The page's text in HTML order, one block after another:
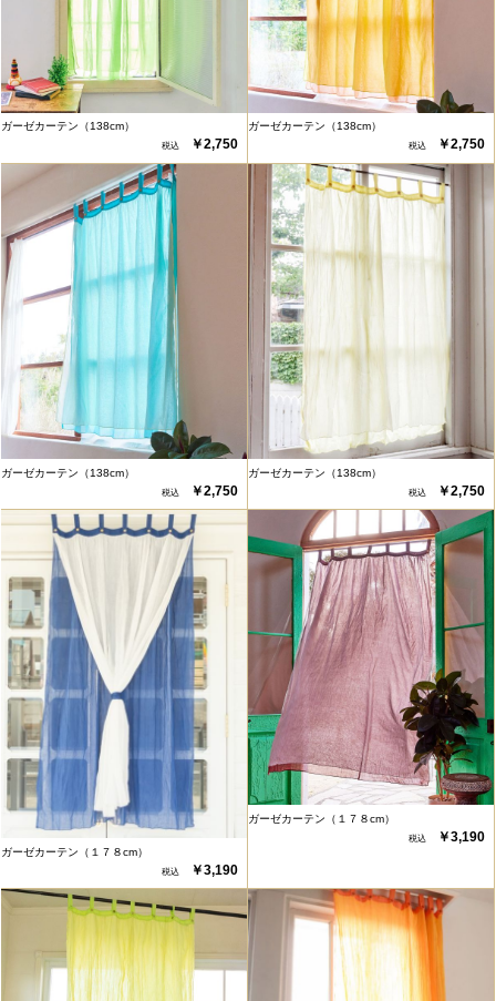
ガーゼカーテン（138cm）
￥2,750
ガーゼカーテン（138cm）
￥2,750
ガーゼカーテン（138cm）
￥2,750
ガーゼカーテン（138cm）
￥2,750
ガーゼカーテン（１７８cm）
￥3,190
ガーゼカーテン（１７８cm）
￥3,190